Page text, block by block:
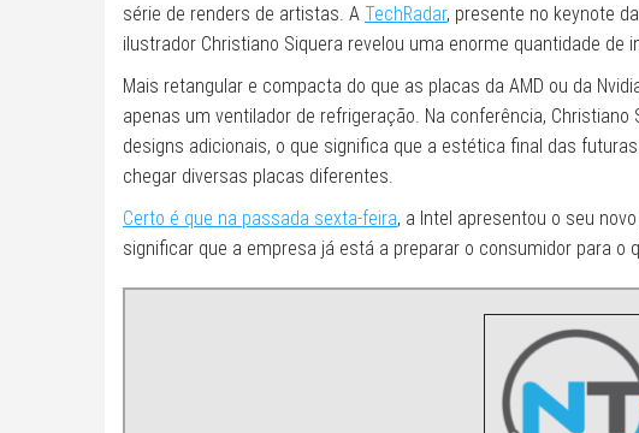
série de renders de artistas. A TechRadar, presente no keynote
ilustrador Christiano Siquera revelou uma enorme quantidade de
Mais retangular e compacta do que as placas da AMD ou da
apenas um ventilador de refrigeração. Na conferência,
designs adicionais, o que significa que a estética final das
chegar diversas placas diferentes.
Certo é que na passada sexta-feira, a Intel apresentou o seu
significar que a empresa já está a preparar o consumidor para o